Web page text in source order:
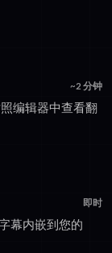
~2 分钟
编辑器中查看翻
即时
幕内嵌到您的